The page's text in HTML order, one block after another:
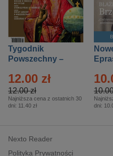
Tygodnik
Powszechny –
12.00 zł
12.00 zł
Najniższa cena z ostatnich 30
dni: 11.40 zł
dni:
Nexto Reader
Polityka Prywatności